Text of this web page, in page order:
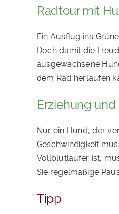
Radtour mit
Ein Ausflug ins
Doch damit die
ausgewachsene
dem Rad herlaufen
Erziehung
Nur ein Hund, der
Geschwindigkeit
Vollblutläufer ist,
Sie regelmäßige
Tipp